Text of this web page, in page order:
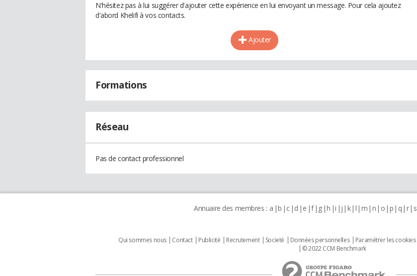
N'hésitez pas à lui suggérer d'ajouter cette expérience en lui envoyant un message. Pour cela ajoutez
d'abord Khelifi à vos contacts.
Ajouter
Formations
Réseau
Pas de contact professionnel
Annuaire des membres : a b c d e f g h i j k l m n o p q r s
Qui sommes nous Contact Publicité Recrutement Societé Données personnelles Paramétrer les cookies
© 2022 CCM Benchmark